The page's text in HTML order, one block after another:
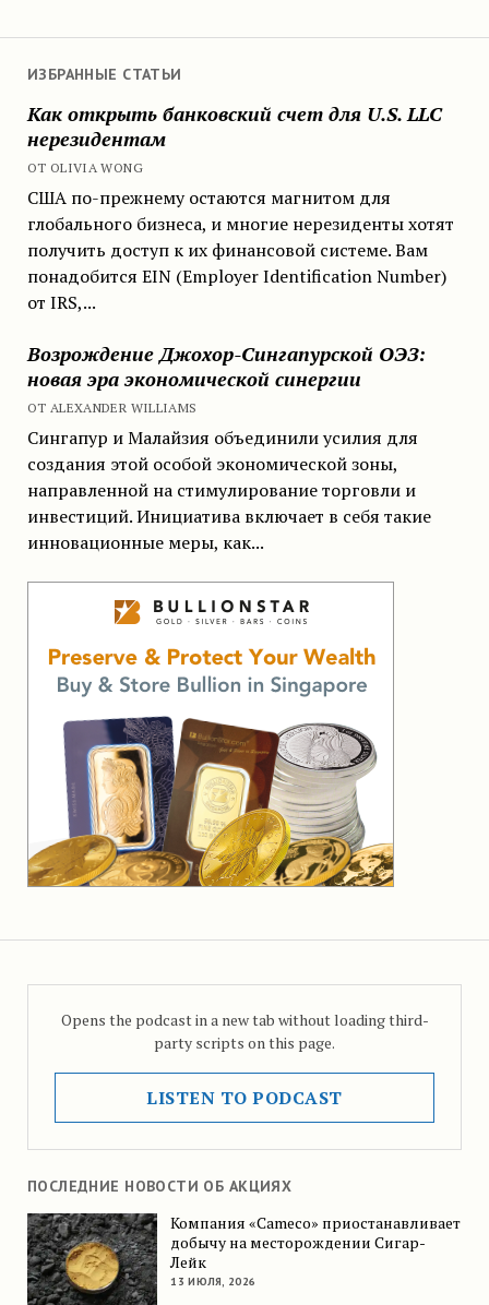
ИЗБРАННЫЕ СТАТЬИ
Как открыть банковский счет для U.S. LLC
нерезидентам
ОТ OLIVIA WONG
США по-прежнему остаются магнитом для
глобального бизнеса, и многие нерезиденты хотят
получить доступ к их финансовой системе. Вам
понадобится EIN (Employer Identification Number)
от IRS,...
Возрождение Джохор-Сингапурской ОЭЗ:
новая эра экономической синергии
ОТ ALEXANDER WILLIAMS
Сингапур и Малайзия объединили усилия для
создания этой особой экономической зоны,
направленной на стимулирование торговли и
инвестиций. Инициатива включает в себя такие
инновационные меры, как...
Opens the podcast in a new tab without loading third-
party scripts on this page.
LISTEN TO PODCAST
ПОСЛЕДНИЕ НОВОСТИ ОБ АКЦИЯХ
Компания «Cameco» приостанавливает
добычу на месторождении Сигар-
Лейк
13 ИЮЛЯ, 2026